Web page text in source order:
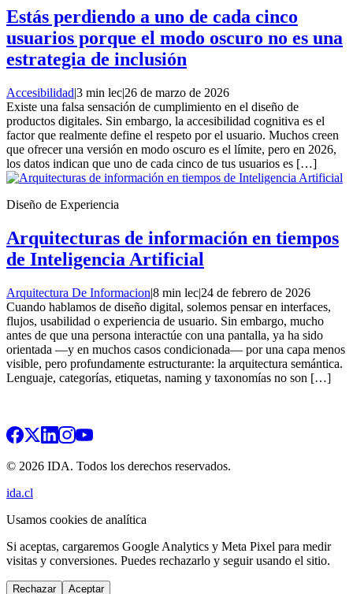
Estás perdiendo a uno de cada cinco
usuarios porque el modo oscuro no es una
estrategia de inclusión
Accesibilidad|3 min lec|26 de marzo de 2026
Existe una falsa sensación de cumplimiento en el diseño de
productos digitales. Sin embargo, la accesibilidad cognitiva es el
factor que realmente define el respeto por el usuario. Muchos creen
que ofrecer una versión en modo oscuro es el límite, pero en 2026,
los datos indican que uno de cada cinco de tus usuarios es […]
Diseño de Experiencia
Arquitecturas de información en tiempos
de Inteligencia Artificial
Arquitectura De Informacion|8 min lec|24 de febrero de 2026
Cuando hablamos de diseño digital, solemos pensar en interfaces,
flujos, usabilidad o experiencia de usuario. Sin embargo, mucho
antes de que una persona interactúe con una pantalla, ya ha sido
orientada —y en muchos casos condicionada— por una capa menos
visible, pero profundamente estructurante: la arquitectura semántica.
Lenguaje, categorías, etiquetas, naming y taxonomías no son […]
© 2026 IDA. Todos los derechos reservados.
ida.cl
Usamos cookies de analítica
Si aceptas, cargaremos Google Analytics y Meta Pixel para medir
visitas y conversiones. Puedes rechazarlo y seguir usando el sitio.
Rechazar Aceptar